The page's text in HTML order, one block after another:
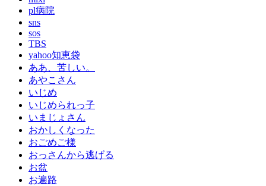
pl病院
sns
sos
TBS
yahoo知恵袋
ああ、苦しい。
あやこさん
いじめ
いじめられっ子
いまじょさん
おかしくなった
おごめご様
おっさんから逃げる
お盆
お遍路